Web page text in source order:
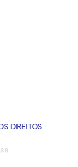
DIREITOS
R.